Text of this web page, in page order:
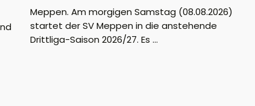
Meppen. Am morgigen Samstag (08.08.2026)
startet der SV Meppen in die anstehende
Drittliga-Saison 2026/27. Es ...